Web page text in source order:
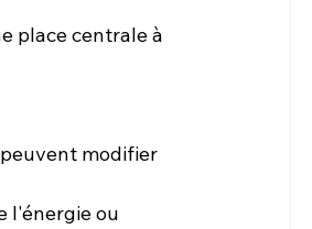
place centrale à
modifier
l'énergie ou